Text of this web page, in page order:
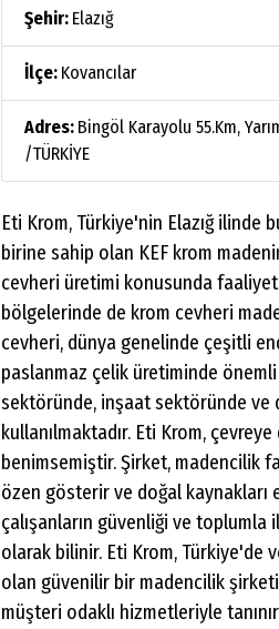
Şehir: Elazığ
İlçe: Kovancılar
Adres: Bingöl Karayolu 55.Km,
/TÜRKİYE
Eti Krom, Türkiye'nin Elazığ ilinde
birine sahip olan KEF krom
cevheri üretimi konusunda
bölgelerinde de krom cevheri
cevheri, dünya genelinde çeşitli
paslanmaz çelik üretiminde
sektöründe, inşaat sektöründe ve
kullanılmaktadır. Eti Krom,
benimsemiştir. Şirket, madencilik
özen gösterir ve doğal kaynakları
çalışanların güvenliği ve
olarak bilinir. Eti Krom, Türkiye'de
olan güvenilir bir madencilik
müşteri odaklı hizmetleriyle